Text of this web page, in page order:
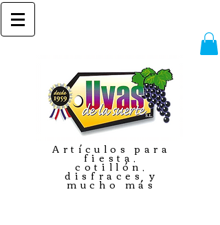
Artículos para
fiesta,
cotillón,
disfraces y
mucho más